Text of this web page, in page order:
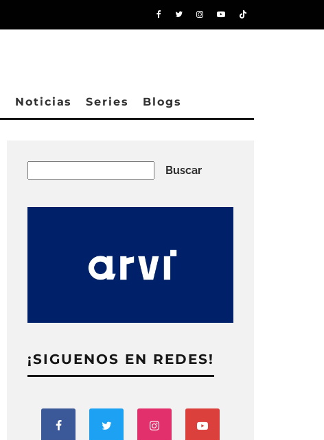
Noticias Series Blogs
Buscar
¡SIGUENOS EN REDES!